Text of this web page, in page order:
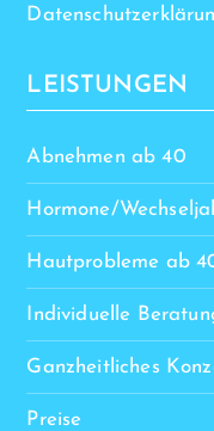
LEISTUNGEN
Abnehmen ab 40
Hormone/
Hautprobleme ab
Individuelle
Ganzheitliches
Preise